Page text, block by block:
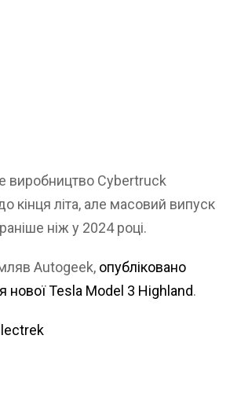
виробництво Cybertruck
кінця літа, але масовий випуск
ніж у 2024 році.
Autogeek, опубліковано
нової Tesla Model 3 Highland.